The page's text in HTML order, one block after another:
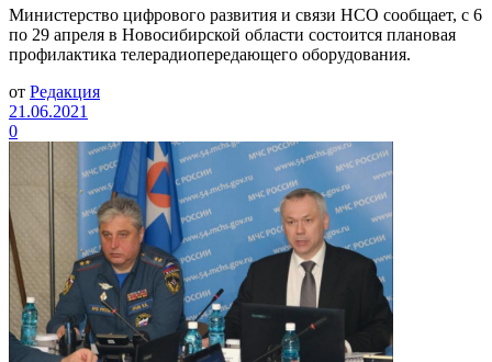
Министерство цифрового развития и связи НСО сообщает, с 6
по 29 апреля в Новосибирской области состоится плановая
профилактика телерадиопередающего оборудования.
от Редакция
21.06.2021
0